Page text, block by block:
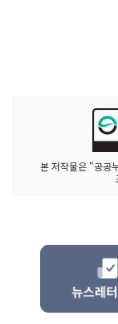
본 저작물은 "공공